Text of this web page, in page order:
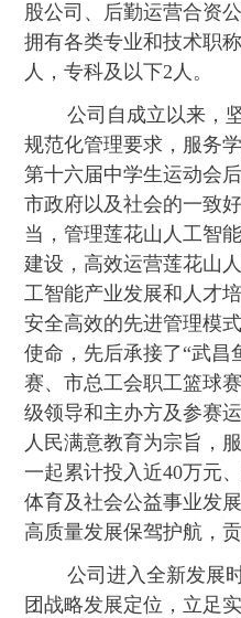
股公司、后勤运营合资
拥有各类专业和技术职
人，专科及以下2人。
公司自成立以来，
规范化管理要求，服务
第十六届中学生运动会
市政府以及社会的一致
当，管理莲花山人工智
建设，高效运营莲花山
工智能产业发展和人才
安全高效的先进管理模
使命，先后承接了“武昌
赛、市总工会职工篮球
级领导和主办方及参赛
人民满意教育为宗旨，
一起累计投入近40万元
体育及社会公益事业发
高质量发展保驾护航，
公司进入全新发展
团战略发展定位，立足